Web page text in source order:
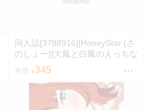
限制級商品
同人誌[3788916][HoneyStar (さ
のしょー)]大鳳と白鳳のえっちな
ご奉仕 牛柄ビキニでお誘い編
(碧藍航線)
售價 345